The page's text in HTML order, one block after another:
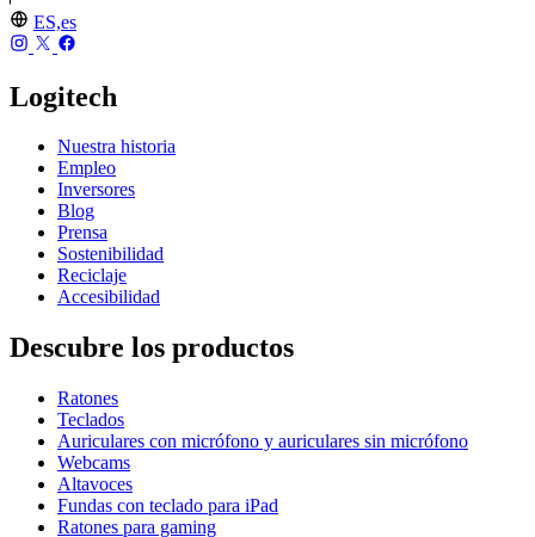
ES,es
Logitech
Nuestra historia
Empleo
Inversores
Blog
Prensa
Sostenibilidad
Reciclaje
Accesibilidad
Descubre los productos
Ratones
Teclados
Auriculares con micrófono y auriculares sin micrófono
Webcams
Altavoces
Fundas con teclado para iPad
Ratones para gaming